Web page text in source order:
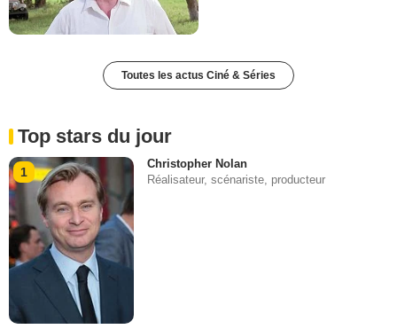
Toutes les actus Ciné & Séries
Top stars du jour
1
Christopher Nolan
Réalisateur, scénariste, producteur